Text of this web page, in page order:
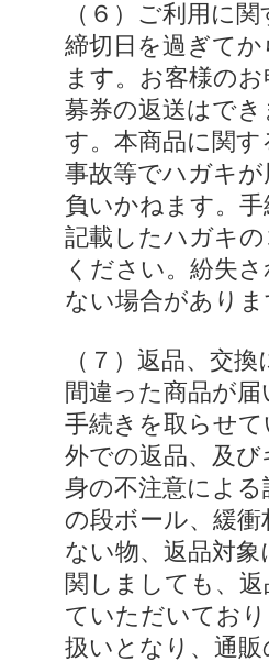
（６）ご利用に
締切日を過ぎて
ます。お客様の
募券の返送はで
す。本商品に関
事故等でハガキ
負いかねます。
記載したハガキ
ください。紛失
ない場合があり
（７）返品、交
間違った商品が
手続きを取らせ
外での返品、及
身の不注意によ
の段ボール、緩
ない物、返品対
関しましても、
ていただいてお
扱いとなり、通